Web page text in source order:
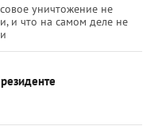
уничтожение не
и что на самом деле не